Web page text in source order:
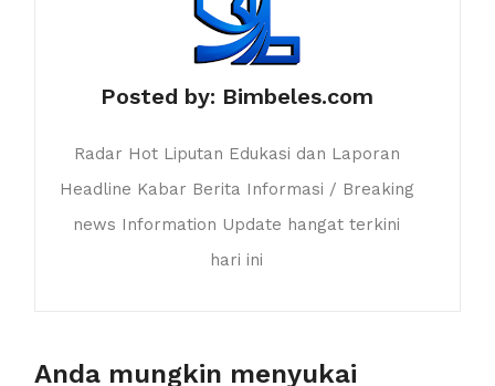
Posted by: Bimbeles.com
Radar Hot Liputan Edukasi dan Laporan
Headline Kabar Berita Informasi / Breaking
news Information Update hangat terkini
hari ini
Anda mungkin menyukai